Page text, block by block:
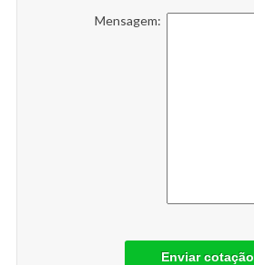
Mensagem:
Enviar cotação